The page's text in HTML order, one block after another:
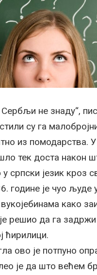
не знаду“,
су га
из помодарства. У
тек доста након
српски језик кроз
године је чуо људе
како
решио да га задржи
ћирилици.
ово је потпуно
је да што већем